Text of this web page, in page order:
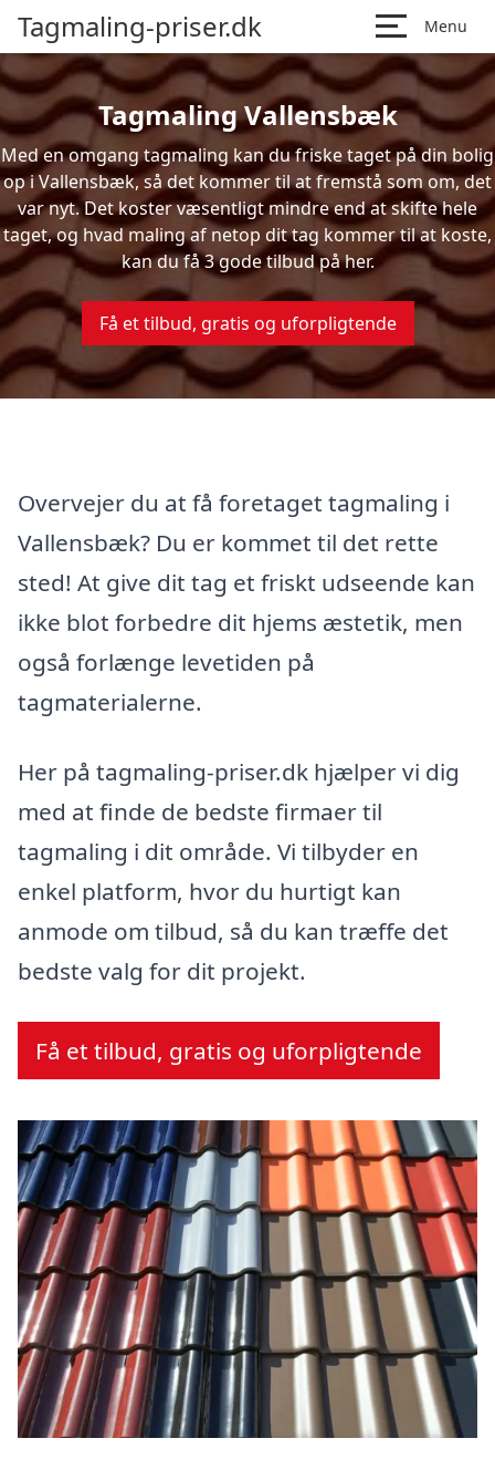
Tagmaling-priser.dk Menu
Tagmaling Vallensbæk
Med en omgang tagmaling kan du friske taget på din bolig
op i Vallensbæk, så det kommer til at fremstå som om, det
var nyt. Det koster væsentligt mindre end at skifte hele
taget, og hvad maling af netop dit tag kommer til at koste,
kan du få 3 gode tilbud på her.
Få et tilbud, gratis og uforpligtende
Overvejer du at få foretaget tagmaling i
Vallensbæk? Du er kommet til det rette
sted! At give dit tag et friskt udseende kan
ikke blot forbedre dit hjems æstetik, men
også forlænge levetiden på
tagmaterialerne.
Her på tagmaling-priser.dk hjælper vi dig
med at finde de bedste firmaer til
tagmaling i dit område. Vi tilbyder en
enkel platform, hvor du hurtigt kan
anmode om tilbud, så du kan træffe det
bedste valg for dit projekt.
Få et tilbud, gratis og uforpligtende